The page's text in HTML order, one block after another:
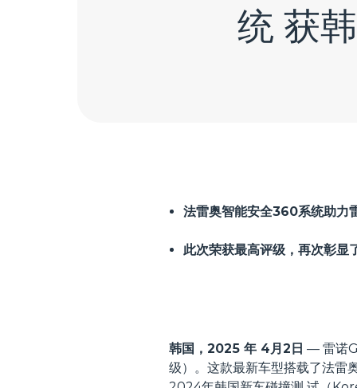
统 获
法雷奥智能安全360系统助
此次荣获最高评级，再次彰显
韩国，2025 年 4月2日 — 雷诺
级）。这款最新车型搭载了法雷